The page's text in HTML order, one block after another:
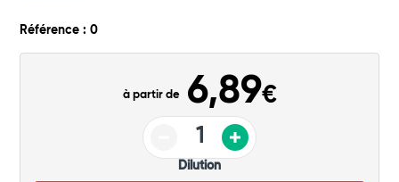
Référence : 0
à partir de 6,89€
Dilution